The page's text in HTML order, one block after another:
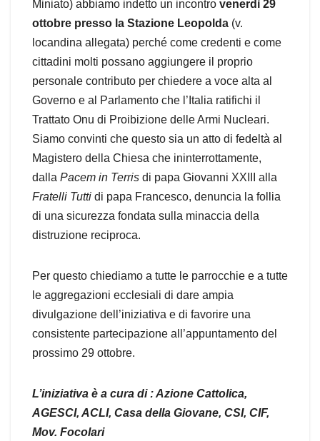
Miniato) abbiamo indetto un incontro venerdì 29
ottobre presso la Stazione Leopolda (v.
locandina allegata) perché come credenti e come
cittadini molti possano aggiungere il proprio
personale contributo per chiedere a voce alta al
Governo e al Parlamento che l’Italia ratifichi il
Trattato Onu di Proibizione delle Armi Nucleari.
Siamo convinti che questo sia un atto di fedeltà al
Magistero della Chiesa che ininterrottamente,
dalla Pacem in Terris di papa Giovanni XXIII alla
Fratelli Tutti di papa Francesco, denuncia la follia
di una sicurezza fondata sulla minaccia della
distruzione reciproca.
Per questo chiediamo a tutte le parrocchie e a tutte
le aggregazioni ecclesiali di dare ampia
divulgazione dell’iniziativa e di favorire una
consistente partecipazione all’appuntamento del
prossimo 29 ottobre.
L’iniziativa è a cura di : Azione Cattolica,
AGESCI, ACLI, Casa della Giovane, CSI, CIF,
Mov. Focolari